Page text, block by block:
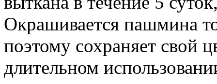
Окрашивается пашмина
поэтому сохраняет свой
длительном